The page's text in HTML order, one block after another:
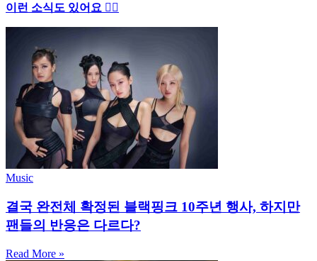
이런 소식도 있어요 ✍🏻
Music
결국 완전체 확정된 블랙핑크 10주년 행사, 하지만
팬들의 반응은 다르다?
Read More »